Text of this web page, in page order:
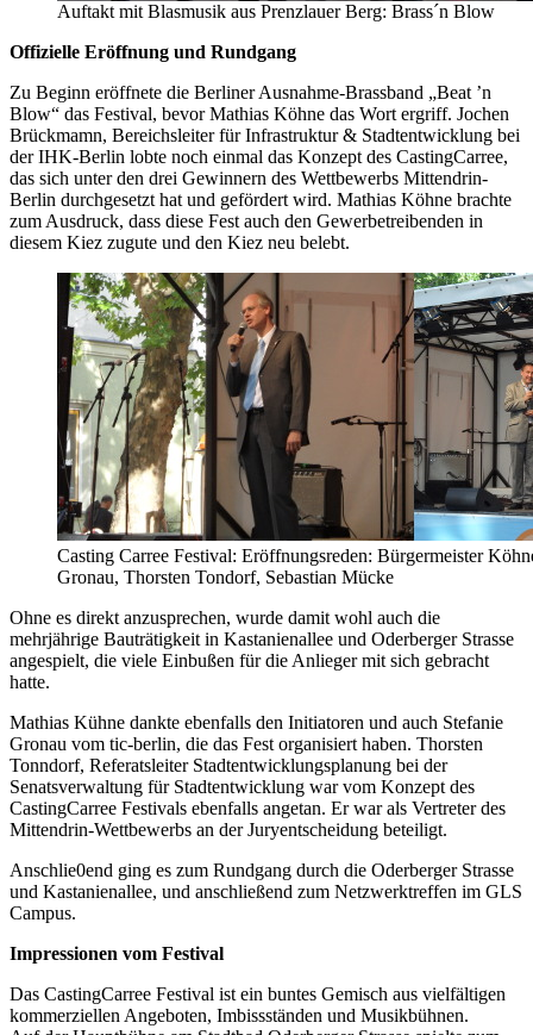
Auftakt mit Blasmusik aus Prenzlauer Berg: Brass´n Blow
Offizielle Eröffnung und Rundgang
Zu Beginn eröffnete die Berliner Ausnahme-Brassband „Beat ’n
Blow“ das Festival, bevor Mathias Köhne das Wort ergriff. Jochen
Brückmamn, Bereichsleiter für Infrastruktur & Stadtentwicklung bei
der IHK-Berlin lobte noch einmal das Konzept des CastingCarree,
das sich unter den drei Gewinnern des Wettbewerbs Mittendrin-
Berlin durchgesetzt hat und gefördert wird. Mathias Köhne brachte
zum Ausdruck, dass diese Fest auch den Gewerbetreibenden in
diesem Kiez zugute und den Kiez neu belebt.
Casting Carree Festival: Eröffnungsreden: Bürgermeister
Gronau, Thorsten Tondorf, Sebastian Mücke
Ohne es direkt anzusprechen, wurde damit wohl auch die
mehrjährige Bauträtigkeit in Kastanienallee und Oderberger Strasse
angespielt, die viele Einbußen für die Anlieger mit sich gebracht
hatte.
Mathias Kühne dankte ebenfalls den Initiatoren und auch Stefanie
Gronau vom tic-berlin, die das Fest organisiert haben. Thorsten
Tonndorf, Referatsleiter Stadtentwicklungsplanung bei der
Senatsverwaltung für Stadtentwicklung war vom Konzept des
CastingCarree Festivals ebenfalls angetan. Er war als Vertreter des
Mittendrin-Wettbewerbs an der Juryentscheidung beteiligt.
Anschlie0end ging es zum Rundgang durch die Oderberger Strasse
und Kastanienallee, und anschließend zum Netzwerktreffen im GLS
Campus.
Impressionen vom Festival
Das CastingCarree Festival ist ein buntes Gemisch aus vielfältigen
kommerziellen Angeboten, Imbissständen und Musikbühnen.